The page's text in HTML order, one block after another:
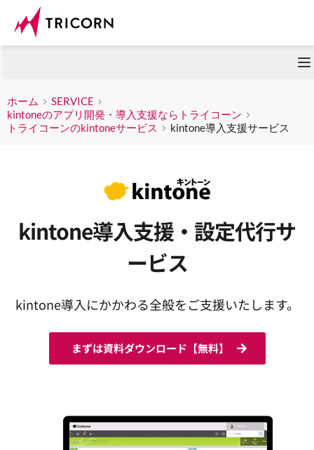
ホーム
SERVICE
kintoneのアプリ開発・導入支援ならトライコーン
トライコーンのkintoneサービス
kintone導入支援サービス
kintone導入支援・設定代行サ
ービス
kintone導入にかかわる全般をご支援いたします。
まずは資料ダウンロード【無料】